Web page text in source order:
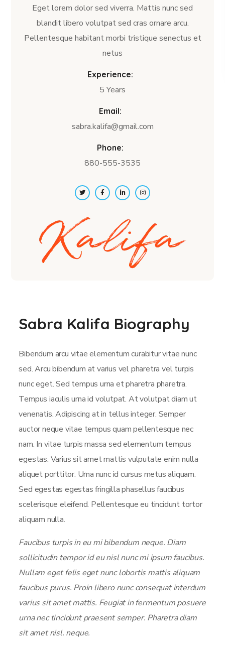
Eget lorem dolor sed viverra. Mattis nunc sed
blandit libero volutpat sed cras ornare arcu.
Pellentesque habitant morbi tristique senectus et
netus
Experience:
5 Years
Email:
sabra.kalifa@gmail.com
Phone:
880-555-3535
Sabra Kalifa Biography
Bibendum arcu vitae elementum curabitur vitae nunc
sed. Arcu bibendum at varius vel pharetra vel turpis
nunc eget. Sed tempus urna et pharetra pharetra.
Tempus iaculis urna id volutpat. At volutpat diam ut
venenatis. Adipiscing at in tellus integer. Semper
auctor neque vitae tempus quam pellentesque nec
nam. In vitae turpis massa sed elementum tempus
egestas. Varius sit amet mattis vulputate enim nulla
aliquet porttitor. Urna nunc id cursus metus aliquam.
Sed egestas egestas fringilla phasellus faucibus
scelerisque eleifend. Pellentesque eu tincidunt tortor
aliquam nulla.
Faucibus turpis in eu mi bibendum neque. Diam
sollicitudin tempor id eu nisl nunc mi ipsum faucibus.
Nullam eget felis eget nunc lobortis mattis aliquam
faucibus purus. Proin libero nunc consequat interdum
varius sit amet mattis. Feugiat in fermentum posuere
urna nec tincidunt praesent semper. Pharetra diam
sit amet nisl. neque.